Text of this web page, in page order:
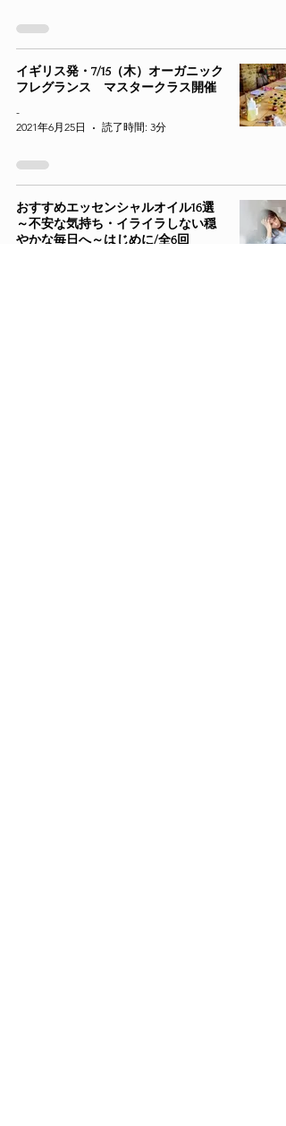
イギリス発・7/15（木）オーガニック
フレグランス マスタークラス開催
-
2021年6月25日
読了時間: 3分
おすすめエッセンシャルオイル16選
～不安な気持ち・イライラしない穏
やかな毎日へ～はじめに/全6回